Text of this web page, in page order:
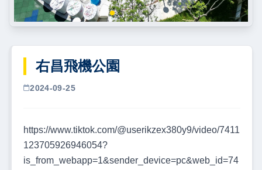
右昌飛機公園
2024-09-25
https://www.tiktok.com/@userikzex380y9/video/7411
123705926946054?
is_from_webapp=1&sender_device=pc&web_id=74